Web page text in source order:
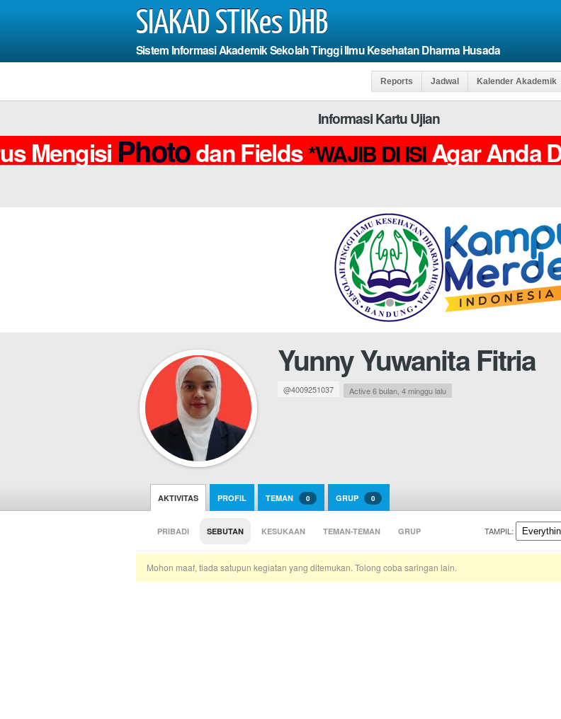
SIAKAD STIKes DHB
Sistem Informasi Akademik Sekolah Tinggi Ilmu Kesehatan Dharma Husada
Reports Jadwal Kalender Akademik
Informasi Kartu Ujian
Yunny Yuwanita Fitria
@4009251037 Active 6 bulan, 4 minggu lalu
AKTIVITAS PROFIL TEMAN 0 GRUP 0
PRIBADI SEBUTAN KESUKAAN TEMAN-TEMAN GRUP TAMPIL:
Mohon maaf, tiada satupun kegiatan yang ditemukan. Tolong coba saringan lain.